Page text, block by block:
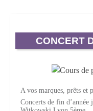
CONCERT
A vos marques, prêts et
Concerts de fin